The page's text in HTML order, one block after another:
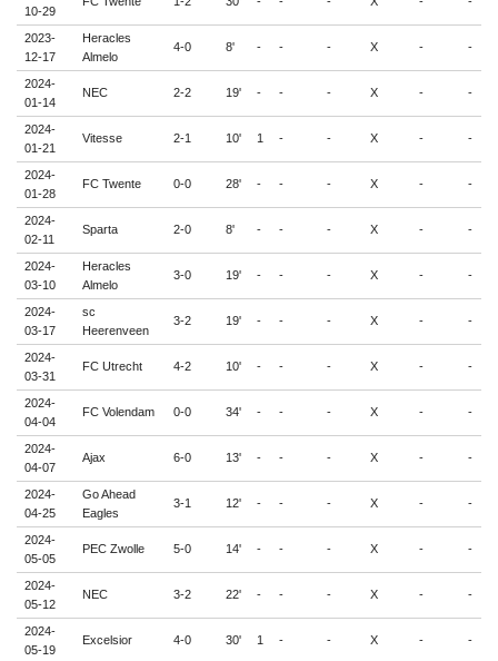
10-29
2023-
12-17
Heracles
Almelo
4-0 8' - - - X - -
2024-
01-14
NEC 2-2 19' - - - X - -
2024-
01-21
Vitesse 2-1 10' 1 - - X - -
2024-
01-28
FC Twente 0-0 28' - - - X - -
2024-
02-11
Sparta 2-0 8' - - - X - -
2024-
03-10
Heracles
Almelo
3-0 19' - - - X - -
2024-
03-17
sc
Heerenveen
3-2 19' - - - X - -
2024-
03-31
FC Utrecht 4-2 10' - - - X - -
2024-
04-04
FC Volendam 0-0 34' - - - X - -
2024-
04-07
Ajax 6-0 13' - - - X - -
2024-
04-25
Go Ahead
Eagles
3-1 12' - - - X - -
2024-
05-05
PEC Zwolle 5-0 14' - - - X - -
2024-
05-12
NEC 3-2 22' - - - X - -
2024-
05-19
Excelsior 4-0 30' 1 - - X - -